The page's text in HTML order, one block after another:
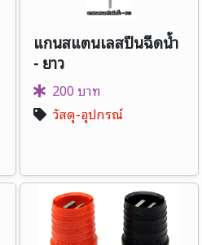
แกนสแตนเลสปืนฉีดน้ำ
- ยาว
200 บาท
วัสดุ-อุปกรณ์